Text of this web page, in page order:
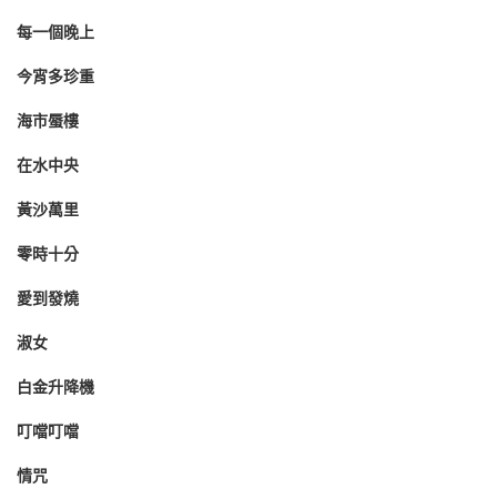
每一個晚上
今宵多珍重
海市蜃樓
在水中央
黃沙萬里
零時十分
愛到發燒
淑女
白金升降機
叮噹叮噹
情咒